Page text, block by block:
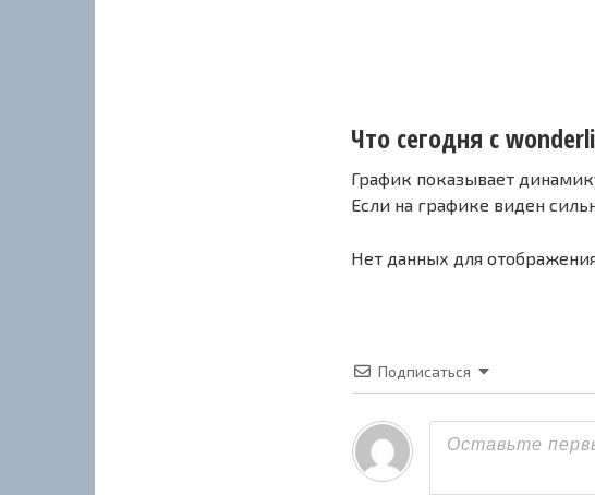
Что сегодня с
График показывает
Если на графике виден
Нет данных для
Подписаться